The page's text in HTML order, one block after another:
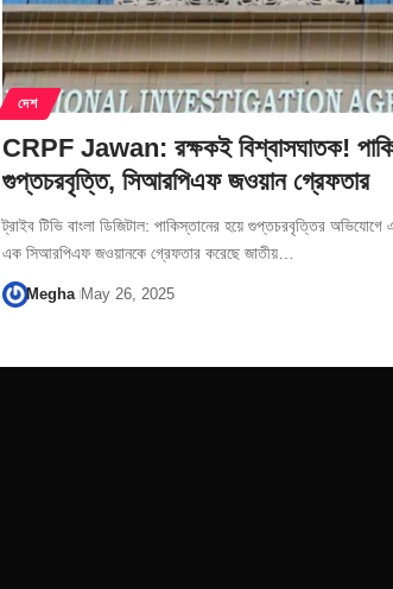
দেশ
CRPF Jawan: রক্ষকই বিশ্বাসঘাতক!
গুপ্তচরবৃত্তি, সিআরপিএফ জওয়ান গ্রেফতার
ট্রাইব টিভি বাংলা ডিজিটাল: পাকিস্তানের হয়ে গুপ্তচরবৃত্তির অভিযোগে
এক সিআরপিএফ জওয়ানকে গ্রেফতার করেছে জাতীয়…
Megha May 26, 2025